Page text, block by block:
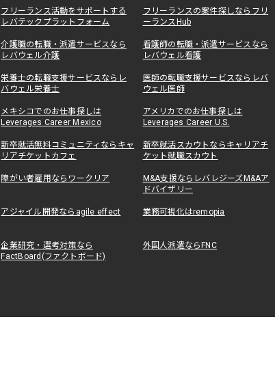
フリーランス活動をサポートする
レバテックプラットフォーム
フリーランスの案件探しならフリ
ーランスHub
介護職の転職・派遣サービスなら
レバウェル介護
看護師の転職・派遣サービスなら
レバウェル看護
栄養士の転職支援サービスならレ
バウェル栄養士
医師の転職支援サービスならレバ
ウェル医師
メキシコでのお仕事探しは
Leverages Career Mexico
アメリカでのお仕事探しは
Leverages Career U.S.
新卒就活無料コミュニティならキャ
リアチケットカフェ
新卒就活スカウトならキャリアチ
ケット就職スカウト
障がい者雇用ならワークリア
M&A支援ならレバレジーズM&Aア
ドバイザリー
アジャイル開発ならagile effect 業務可視化はremopia
企業研究・選考対策なら
FactBoard(ファクトボード)
外国人派遣ならFNC